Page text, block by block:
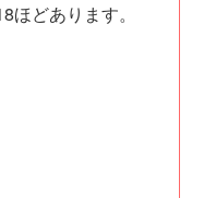
どあります。